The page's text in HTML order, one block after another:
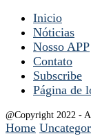
Inicio
Nóticias
Nosso APP
Contato
Subscribe
Página de
@Copyright 2022 -
Home